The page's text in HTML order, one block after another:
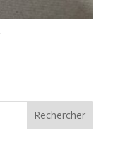
Rechercher